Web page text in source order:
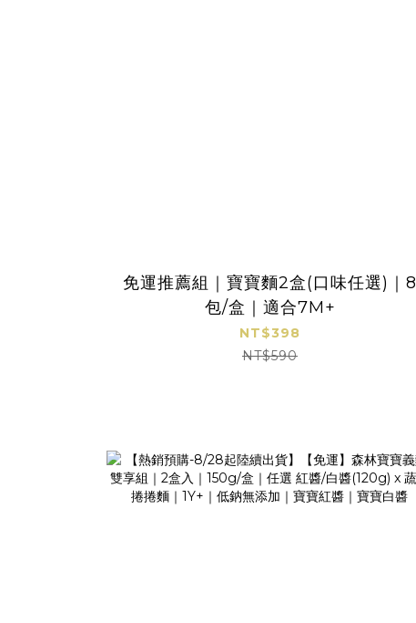
免運推薦組｜寶寶麵2盒(口味任選)｜8
包/盒｜適合7M+
NT$398
NT$590